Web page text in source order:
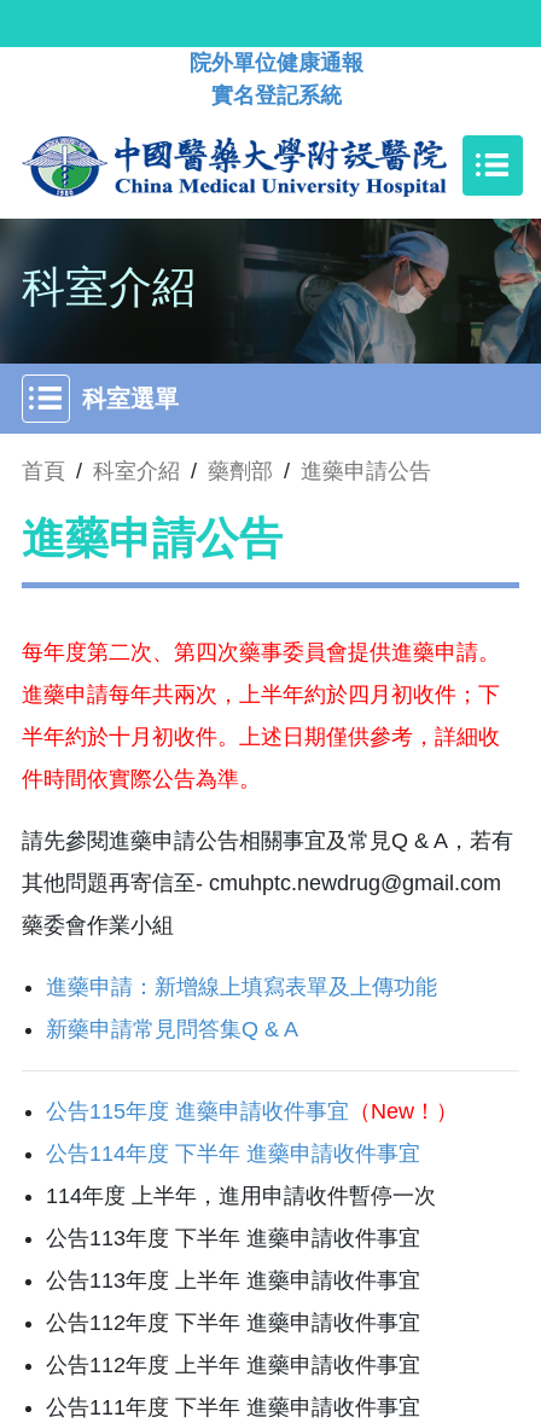
院外單位健康通報
實名登記系統
科室介紹
科室選單
首頁 / 科室介紹 / 藥劑部 / 進藥申請公告
進藥申請公告
每年度第二次、第四次藥事委員會提供進藥申請。
進藥申請每年共兩次 ，上半年約於四月初收件；下
半年約於十月初收件。 上述日期僅供參考，詳細收
件時間依實際公告為準。
請先參閱進藥申請公告相關事宜及常見Q & A ， 若有
其他問題再寄信至- cmuhptc.newdrug@gmail.com
藥委會作業小組
進藥申請：新增線上填寫表單及上傳功能
新藥申請常見問答集Q & A
公告115年度 進藥申請收件事宜 （New！）
公告114年度 下半年 進藥申請收件事宜
114年度 上半年，進用申請收件暫停一次
公告113年度 下半年 進藥申請收件事宜
公告113年度 上半年 進藥申請收件事宜
公告112年度 下半年 進藥申請收件事宜
公告112年度 上半年 進藥申請收件事宜
公告111年度 下半年 進藥申請收件事宜